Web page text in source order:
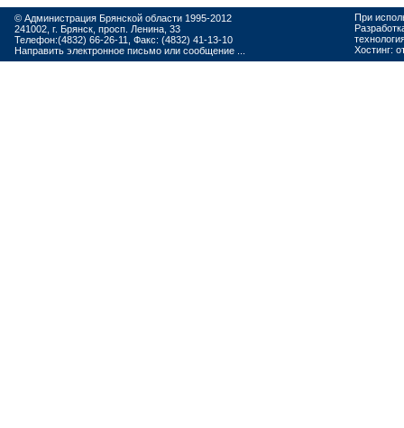
© Администрация Брянской области 1995-2012
241002, г. Брянск, просп. Ленина, 33
Телефон:(4832) 66-26-11, Факс: (4832) 41-13-10
Направить электронное письмо или сообщение ...
При
Хостинг: